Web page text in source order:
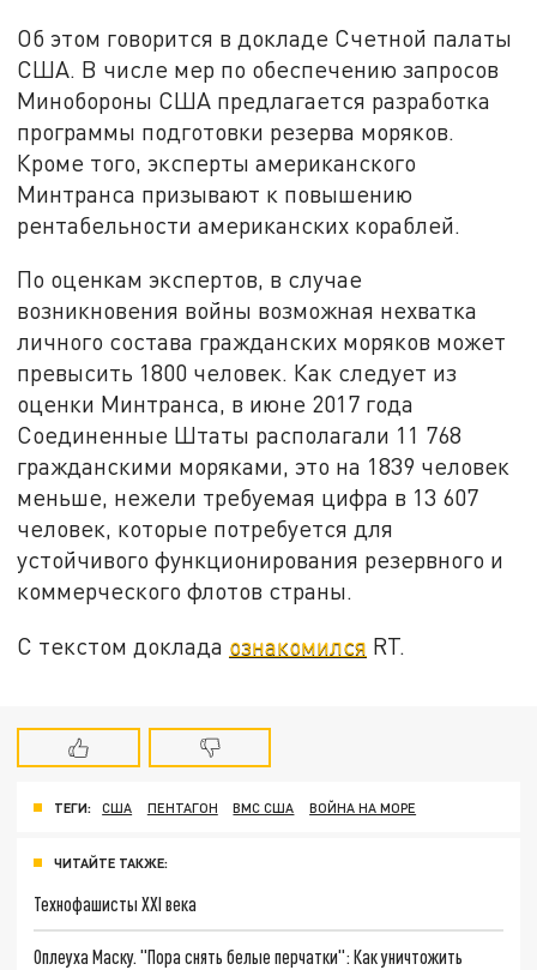
Об этом говорится в докладе Счетной палаты
США. В числе мер по обеспечению запросов
Минобороны США предлагается разработка
программы подготовки резерва моряков.
Кроме того, эксперты американского
Минтранса призывают к повышению
рентабельности американских кораблей.
По оценкам экспертов, в случае
возникновения войны возможная нехватка
личного состава гражданских моряков может
превысить 1800 человек. Как следует из
оценки Минтранса, в июне 2017 года
Соединенные Штаты располагали 11 768
гражданскими моряками, это на 1839 человек
меньше, нежели требуемая цифра в 13 607
человек, которые потребуется для
устойчивого функционирования резервного и
коммерческого флотов страны.
С текстом доклада ознакомился RT.
ТЕГИ: США ПЕНТАГОН ВМС США ВОЙНА НА МОРЕ
ЧИТАЙТЕ ТАКЖЕ:
Технофашисты XXI века
Оплеуха Маску. "Пора снять белые перчатки": Как уничтожить